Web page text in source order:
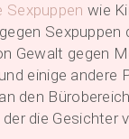
Sexpuppen wie
Sexpuppen
Gewalt gegen
einige andere
den
der die Gesichter